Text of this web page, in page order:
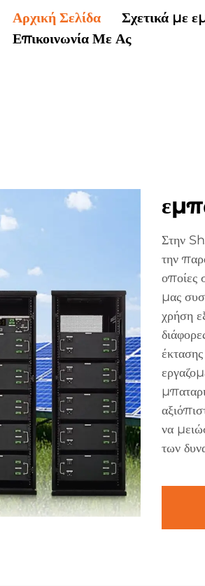
Αρχική Σελίδα Σχετικά με
Επικοινωνία Με Ας
Στην
την
οποίες
μας
χρήση
να
των